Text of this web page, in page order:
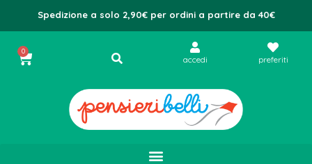
Spedizione a solo 2,90€ per ordini a partire da 40€
0
accedi preferiti